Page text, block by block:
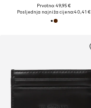
Prvotno: 49,95 €
Posljednja najniža cijena:40,41 €